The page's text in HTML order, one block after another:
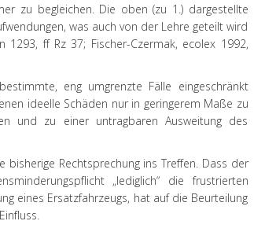
zu begleichen. Die oben (zu 1.) dargestellte
was auch von der Lehre geteilt wird
1293, ff Rz 37; Fischer-Czermak, ecolex 1992,
eng umgrenzte Fälle eingeschränkt
ideelle Schäden nur in geringerem Maße zu
und zu einer untragbaren Ausweitung des
bisherige Rechtsprechung ins Treffen. Dass der
„lediglich“ die frustrierten
eines Ersatzfahrzeugs, hat auf die Beurteilung